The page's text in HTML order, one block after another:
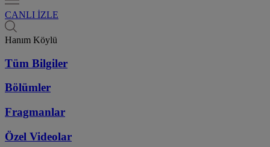
CANLI İZLE
Hanım Köylü
Tüm Bilgiler
Bölümler
Fragmanlar
Özel Videolar